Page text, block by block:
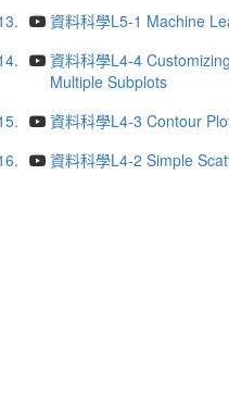
資料科學L5-1 Machine
資料科學L4-4
Multiple Subplots
資料科學L4-3 Contour
資料科學L4-2 Simple